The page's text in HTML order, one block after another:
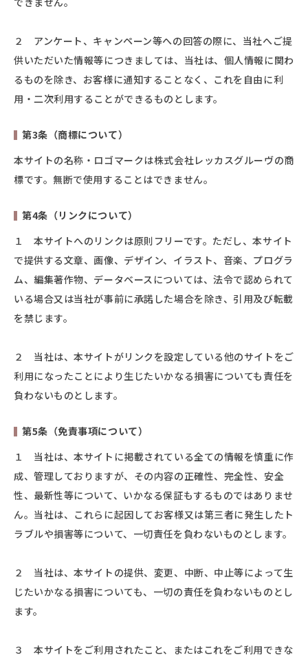
２ アンケート、キャンペーン等への回答の際に、当社へご提
供いただいた情報等につきましては、当社は、個人情報に関わ
るものを除き、お客様に通知することなく、これを自由に利
用・二次利用することができるものとします。
第3条（商標について）
本サイトの名称・ロゴマークは株式会社レッカスグルーヴの商
標です。無断で使用することはできません。
第4条（リンクについて）
１ 本サイトへのリンクは原則フリーです。ただし、本サイト
で提供する文章、画像、デザイン、イラスト、音楽、プログラ
ム、編集著作物、データベースについては、法令で認められて
いる場合又は当社が事前に承諾した場合を除き、引用及び転載
を禁じます。
２ 当社は、本サイトがリンクを設定している他のサイトをご
利用になったことにより生じたいかなる損害についても責任を
負わないものとします。
第5条（免責事項について）
１ 当社は、本サイトに掲載されている全ての情報を慎重に作
成、管理しておりますが、その内容の正確性、完全性、安全
性、最新性等について、いかなる保証もするものではありませ
ん。当社は、これらに起因してお客様又は第三者に発生したト
ラブルや損害等について、一切責任を負わないものとします。
２ 当社は、本サイトの提供、変更、中断、中止等によって生
じたいかなる損害についても、一切の責任を負わないものとし
ます。
３ 本サイトをご利用されたこと、またはこれをご利用できな